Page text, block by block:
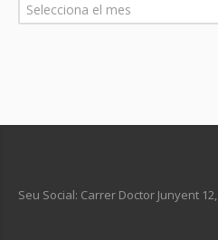
Selecciona el mes
Seu Social: Carrer Doctor Junyent 12,